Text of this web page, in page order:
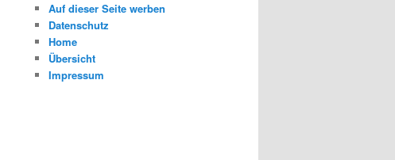
Auf dieser Seite werben
Datenschutz
Home
Übersicht
Impressum